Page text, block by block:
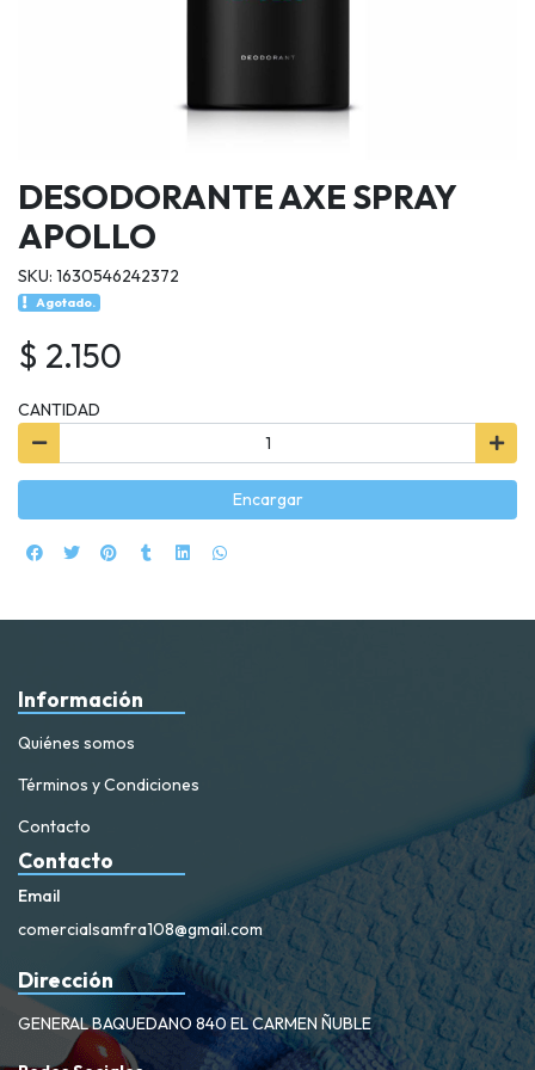
DESODORANTE AXE SPRAY
APOLLO
SKU: 1630546242372
Agotado.
$ 2.150
CANTIDAD
Encargar
Información
Quiénes somos
Términos y Condiciones
Contacto
Contacto
Email
comercialsamfra108@gmail.com
Dirección
GENERAL BAQUEDANO 840 EL CARMEN ÑUBLE